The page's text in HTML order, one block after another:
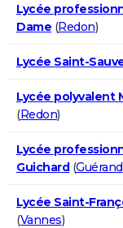
Lycée
Dame (Redon)
Lycée Saint-
Lycée polyvalent
(Redon)
Lycée
Guichard(
Lycée Saint-
(Vannes)